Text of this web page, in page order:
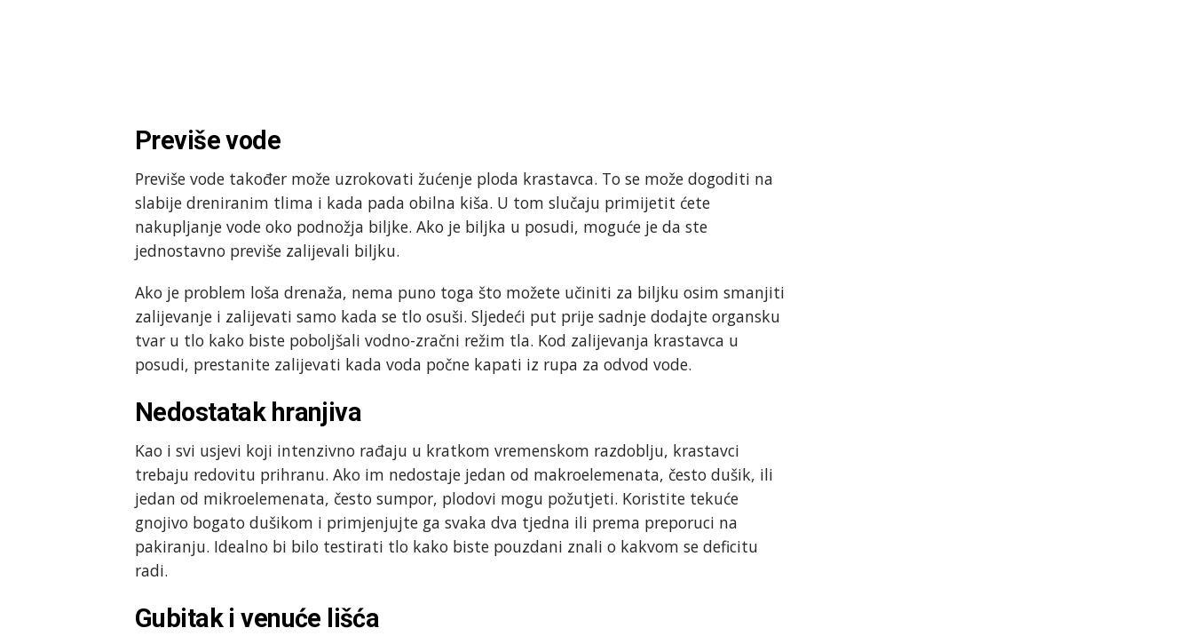
Previše vode
Previše vode također može uzrokovati žućenje ploda krastavca. To se može dogoditi na
slabije dreniranim tlima i kada pada obilna kiša. U tom slučaju primijetit ćete
nakupljanje vode oko podnožja biljke. Ako je biljka u posudi, moguće je da ste
jednostavno previše zalijevali biljku.
Ako je problem loša drenaža, nema puno toga što možete učiniti za biljku osim smanjiti
zalijevanje i zalijevati samo kada se tlo osuši. Sljedeći put prije sadnje dodajte organsku
tvar u tlo kako biste poboljšali vodno-zračni režim tla. Kod zalijevanja krastavca u
posudi, prestanite zalijevati kada voda počne kapati iz rupa za odvod vode.
Nedostatak hranjiva
Kao i svi usjevi koji intenzivno rađaju u kratkom vremenskom razdoblju, krastavci
trebaju redovitu prihranu. Ako im nedostaje jedan od makroelemenata, često dušik, ili
jedan od mikroelemenata, često sumpor, plodovi mogu požutjeti. Koristite tekuće
gnojivo bogato dušikom i primjenjujte ga svaka dva tjedna ili prema preporuci na
pakiranju. Idealno bi bilo testirati tlo kako biste pouzdani znali o kakvom se deficitu
radi.
Gubitak i venuće lišća